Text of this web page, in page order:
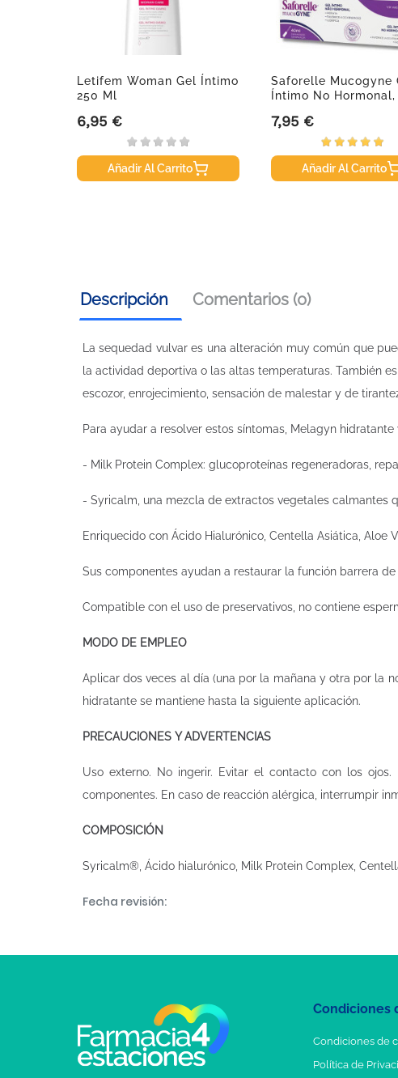
Letifem Woman Gel Íntimo
250 Ml
Precio
6,95 €
Añadir Al Carrito
Saforelle Mucogyne
Íntimo No
Precio
7,95 €
Añadir Al Carrito
Descripción Comentarios (0)
La sequedad vulvar es una alteración muy común que
la actividad deportiva o las altas temperaturas. También
escozor, enrojecimiento, sensación de malestar y de
Para ayudar a resolver estos síntomas, Melagyn
- Milk Protein Complex: glucoproteínas regeneradoras,
- Syricalm, una mezcla de extractos vegetales calmantes
Enriquecido con Ácido Hialurónico, Centella Asiática,
Sus componentes ayudan a restaurar la función barrera
Compatible con el uso de preservativos, no contiene
MODO DE EMPLEO
Aplicar dos veces al día (una por la mañana y otra por la
hidratante se mantiene hasta la siguiente aplicación.
PRECAUCIONES Y ADVERTENCIAS
Uso externo. No ingerir. Evitar el contacto con los
componentes. En caso de reacción alérgica, interrumpir
COMPOSICIÓN
Syricalm®, Ácido hialurónico, Milk Protein Complex,
Fecha revisión:
Condiciones
Condiciones de
Política de